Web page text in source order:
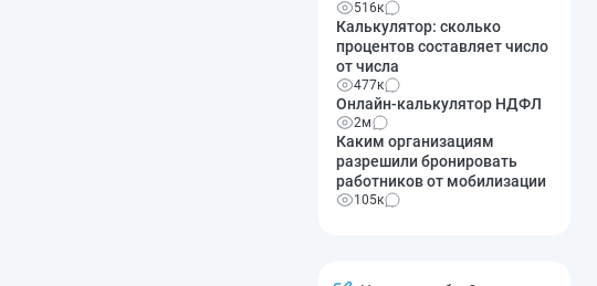
516к
Калькулятор: сколько
процентов составляет число
от числа
477к
Онлайн-калькулятор НДФЛ
2м
Каким организациям
разрешили бронировать
работников от мобилизации
105к